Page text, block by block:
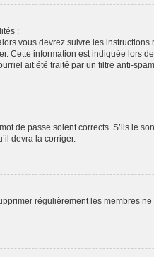
:
vous devrez suivre les
information est indiquée lors
ait été traité par un filtre anti-
de passe soient corrects. S’ils le
devra la corriger.
régulièrement les membres